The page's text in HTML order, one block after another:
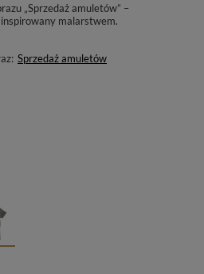
„Sprzedaż amuletów” –
malarstwem.
Sprzedaż amuletów